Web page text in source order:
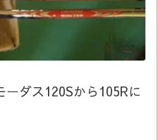
ダス120Sから105Rに